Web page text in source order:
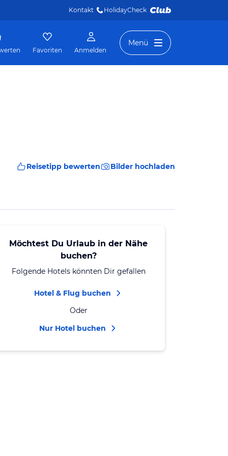
Kontakt HolidayCheck
Favoriten Anmelden
Menü
Reisetipp bewerten Bilder hochladen
Möchtest Du Urlaub in der Nähe
buchen?
Folgende Hotels könnten Dir gefallen
Hotel & Flug buchen
Oder
Nur Hotel buchen